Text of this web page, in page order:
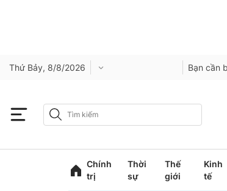
Thứ Bảy, 8/8/2026 Bạn cần
Chính
trị
Thời
sự
Thế
giới
Kinh
tế